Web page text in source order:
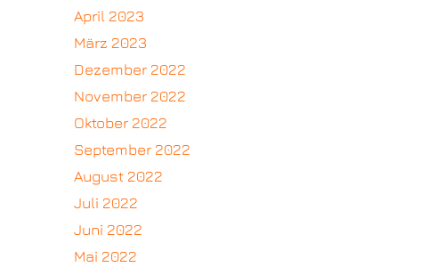
April 2023
März 2023
Dezember 2022
November 2022
Oktober 2022
September 2022
August 2022
Juli 2022
Juni 2022
Mai 2022